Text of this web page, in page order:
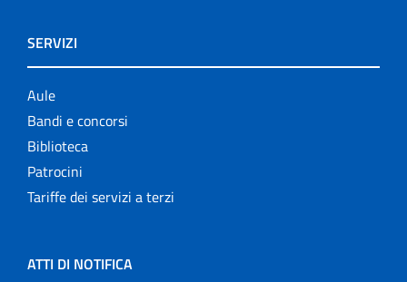
SERVIZI
Aule
Bandi e concorsi
Biblioteca
Patrocini
Tariffe dei servizi a terzi
ATTI DI NOTIFICA